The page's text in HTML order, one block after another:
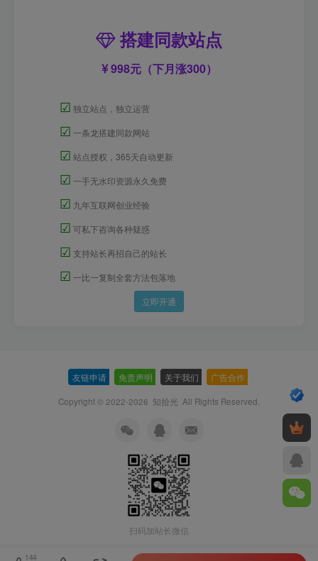
搭建同款站点
998元（下月涨300）
☑ 独立站点，独立运营
☑ 一条龙搭建同款网站
☑ 站点授权，365天自动更新
☑ 一手无水印资源永久免费
☑ 九年互联网创业经验
☑ 可私下咨询各种疑惑
☑ 支持站长再招自己的站长
☑ 一比一复制全套方法包落地
立即开通
友链申请 免责声明 关于我们 广告合作
Copyright © 2022-2026 知拾光 All Rights Reserved.
扫码加站长微信
144